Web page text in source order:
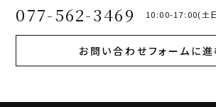
077-562-3469 10:00-17:00(土
お問い合わせフォームに進